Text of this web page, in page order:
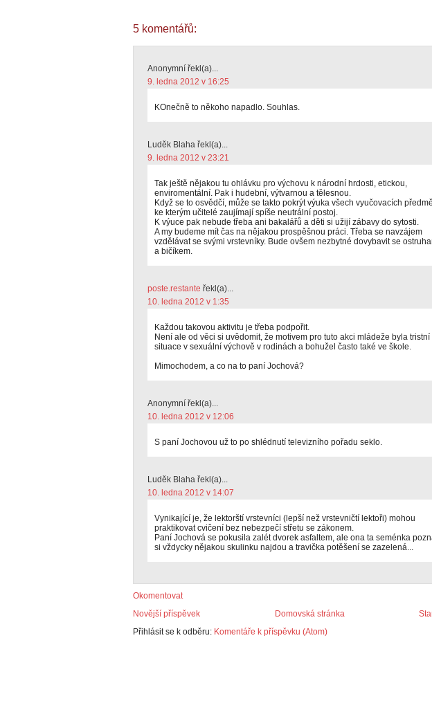
5 komentářů:
Anonymní řekl(a)...
9. ledna 2012 v 16:25
KOnečně to někoho napadlo. Souhlas.
Luděk Blaha řekl(a)...
9. ledna 2012 v 23:21
Tak ještě nějakou tu ohlávku pro výchovu k národní hrdosti, etickou,
enviromentální. Pak i hudební, výtvarnou a tělesnou.
Když se to osvědčí, může se takto pokrýt výuka všech vyučovacích
ke kterým učitelé zaujímají spíše neutrální postoj.
K výuce pak nebude třeba ani bakalářů a děti si užijí zábavy do sytosti.
A my budeme mít čas na nějakou prospěšnou práci. Třeba se navzájem
vzdělávat se svými vrstevníky. Bude ovšem nezbytné dovybavit se
a bičíkem.
poste.restante řekl(a)...
10. ledna 2012 v 1:35
Každou takovou aktivitu je třeba podpořit.
Není ale od věci si uvědomit, že motivem pro tuto akci mládeže byla tristní
situace v sexuální výchově v rodinách a bohužel často také ve škole.
Mimochodem, a co na to paní Jochová?
Anonymní řekl(a)...
10. ledna 2012 v 12:06
S paní Jochovou už to po shlédnutí televizního pořadu seklo.
Luděk Blaha řekl(a)...
10. ledna 2012 v 14:07
Vynikající je, že lektorští vrstevníci (lepší než vrstevničtí lektoři) mohou
praktikovat cvičení bez nebezpečí střetu se zákonem.
Paní Jochová se pokusila zalét dvorek asfaltem, ale ona ta seménka
si vždycky nějakou skulinku najdou a travička potěšení se zazelená...
Okomentovat
Novější příspěvek
Domovská stránka
Přihlásit se k odběru: Komentáře k příspěvku (Atom)